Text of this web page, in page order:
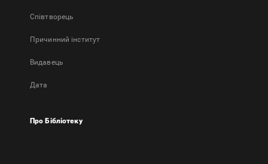
Співтворець
Причинний інститут
Видавець
Дата
Про Бібліотеку